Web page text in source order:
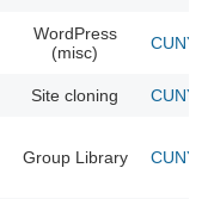
WordPress
(misc)
CUNY
Site cloning CUNY
Group Library CUNY